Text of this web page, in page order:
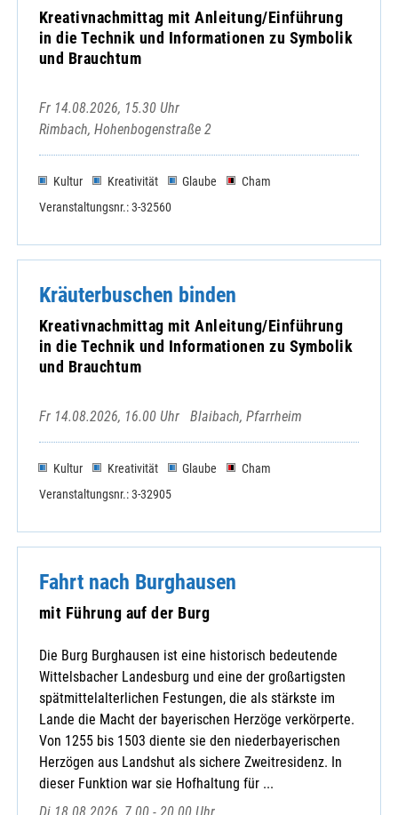
Kreativnachmittag mit Anleitung/Einführung
in die Technik und Informationen zu Symbolik
und Brauchtum
Fr 14.08.2026, 15.30 Uhr
Rimbach, Hohenbogenstraße 2
Kultur Kreativität Glaube
Cham
Veranstaltungsnr.: 3-32560
Kräuterbuschen binden
Kreativnachmittag mit Anleitung/Einführung
in die Technik und Informationen zu Symbolik
und Brauchtum
Fr 14.08.2026, 16.00 Uhr Blaibach, Pfarrheim
Kultur Kreativität Glaube
Cham
Veranstaltungsnr.: 3-32905
Fahrt nach Burghausen
mit Führung auf der Burg
Die Burg Burghausen ist eine historisch bedeutende
Wittelsbacher Landesburg und eine der großartigsten
spätmittelalterlichen Festungen, die als stärkste im
Lande die Macht der bayerischen Herzöge verkörperte.
Von 1255 bis 1503 diente sie den niederbayerischen
Herzögen aus Landshut als sichere Zweitresidenz. In
dieser Funktion war sie Hofhaltung für ...